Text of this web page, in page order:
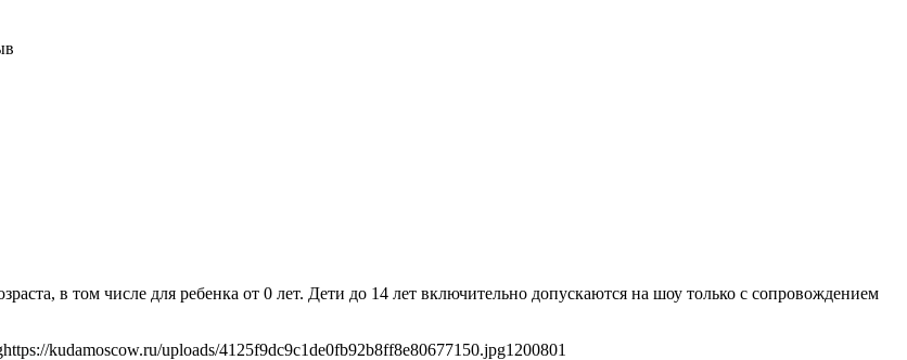
в том числе для ребенка от 0 лет. Дети до 14 лет включительно допускаются на шоу только с сопровождением
https://kudamoscow.ru/uploads/4125f9dc9c1de0fb92b8ff8e80677150.jpg1200801